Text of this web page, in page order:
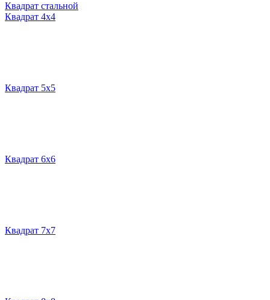
Квадрат стальной
Квадрат 4х4
Квадрат 5х5
Квадрат 6х6
Квадрат 7х7